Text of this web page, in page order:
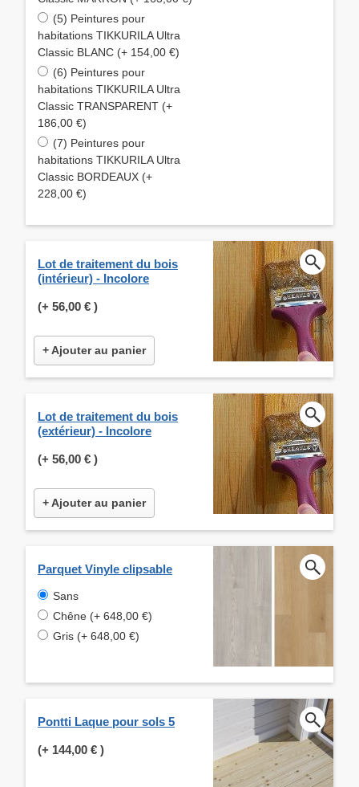
(5) Peintures pour
habitations TIKKURILA Ultra
Classic BLANC (+ 154,00 €)
(6) Peintures pour
habitations TIKKURILA Ultra
Classic TRANSPARENT (+
186,00 €)
(7) Peintures pour
habitations TIKKURILA Ultra
Classic BORDEAUX (+
228,00 €)
Lot de traitement du bois
(intérieur) - Incolore
(+ 56,00 € )
+ Ajouter au panier
Lot de traitement du bois
(extérieur) - Incolore
(+ 56,00 € )
+ Ajouter au panier
Parquet Vinyle clipsable
Sans
Chêne (+ 648,00 €)
Gris (+ 648,00 €)
Pontti Laque pour sols 5
(+ 144,00 € )